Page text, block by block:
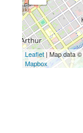
Leaflet| Map data ©
Mapbox